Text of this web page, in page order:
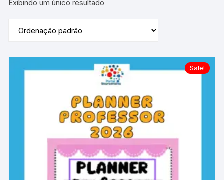
Exibindo um único resultado
Sale!